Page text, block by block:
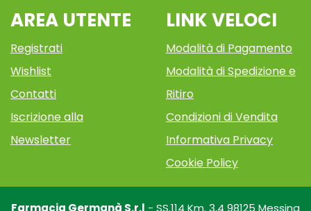
AREA UTENTE
Registrati
Wishlist
Contatti
Iscrizione alla
Newsletter
LINK VELOCI
Modalità di Pagamento
Modalità di Spedizione e
Ritiro
Condizioni di Vendita
Informativa Privacy
Cookie Policy